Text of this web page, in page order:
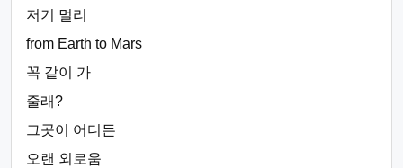
저기 멀리
from Earth to Mars
꼭 같이 가
줄래?
그곳이 어디든
오랜 외로움